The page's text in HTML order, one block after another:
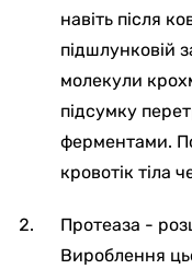
навіть після
підшлунковій
молекули
підсумку
ферментами.
кровотік тіла
Протеаза -
Вироблення